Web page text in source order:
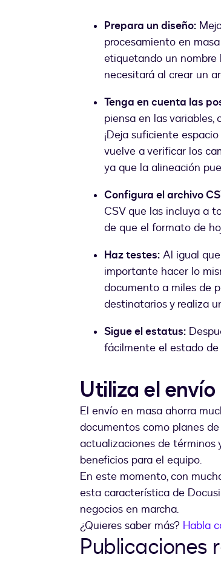
Prepara un diseño:
procesamiento en
etiquetando un
necesitará al crear un
Tenga en cuenta las
piensa en las
¡Deja suficiente
vuelve a verificar los
ya que la alineación
Configura el archivo
CSV que las incluya a
de que el formato de
Haz testes: Al igual
importante hacer lo
documento a miles de
destinatarios y realiza
Sigue el estatus:
fácilmente el estado de
Utiliza el
El envío en masa ahorra
documentos como planes
actualizaciones de términos
beneficios para el equipo.
En este momento, con
esta característica de
negocios en marcha.
¿Quieres saber más? Habla
Publicaciones